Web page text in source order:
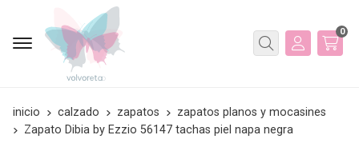
Buscar
0
inicio calzado zapatos
zapatos planos y mocasines
Zapato Dibia by Ezzio 56147 tachas piel napa negra